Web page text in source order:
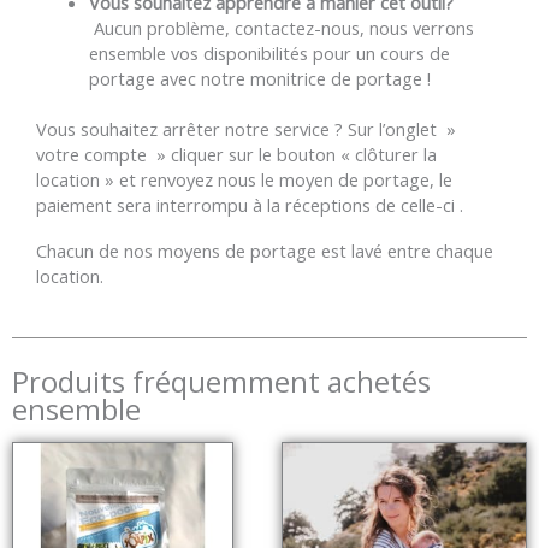
Aucun problème, contactez-nous, nous verrons
ensemble vos disponibilités pour un cours de
portage avec notre monitrice de portage !
Vous souhaitez arrêter notre service ? Sur l’onglet »
votre compte » cliquer sur le bouton « clôturer la
location » et renvoyez nous le moyen de portage, le
paiement sera interrompu à la réceptions de celle-ci .
Chacun de nos moyens de portage est lavé entre chaque
location.
Produits fréquemment achetés
ensemble